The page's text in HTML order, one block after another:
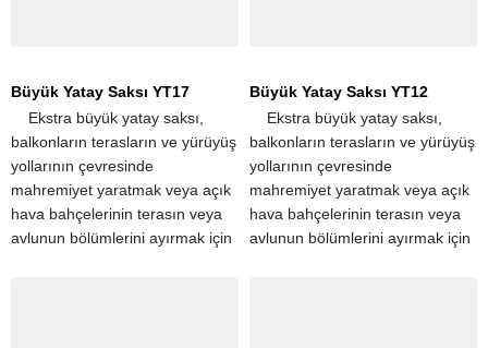
Büyük Yatay Saksı YT17
​ ​ ​ ​ Ekstra büyük yatay saksı,
balkonların terasların ve yürüyüş
yollarının çevresinde
mahremiyet yaratmak veya açık
hava bahçelerinin terasın veya
avlunun bölümlerini ayırmak için
Büyük Yatay Saksı YT12
​ ​ ​ ​ Ekstra büyük yatay saksı,
balkonların terasların ve yürüyüş
yollarının çevresinde
mahremiyet yaratmak veya açık
hava bahçelerinin terasın veya
avlunun bölümlerini ayırmak için